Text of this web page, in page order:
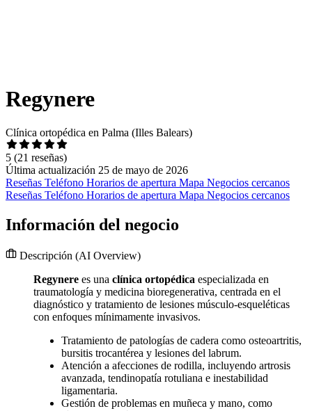
Regynere
Clínica ortopédica en Palma (Illes Balears)
5 (21 reseñas)
Última actualización 25 de mayo de 2026
Reseñas Teléfono Horarios de apertura Mapa Negocios cercanos
Reseñas Teléfono Horarios de apertura Mapa Negocios cercanos
Información del negocio
Descripción (AI Overview)
Regynere es una clínica ortopédica especializada en
traumatología y medicina bioregenerativa, centrada en el
diagnóstico y tratamiento de lesiones músculo-esqueléticas
con enfoques mínimamente invasivos.
Tratamiento de patologías de cadera como osteoartritis,
bursitis trocantérea y lesiones del labrum.
Atención a afecciones de rodilla, incluyendo artrosis
avanzada, tendinopatía rotuliana e inestabilidad
ligamentaria.
Gestión de problemas en muñeca y mano, como